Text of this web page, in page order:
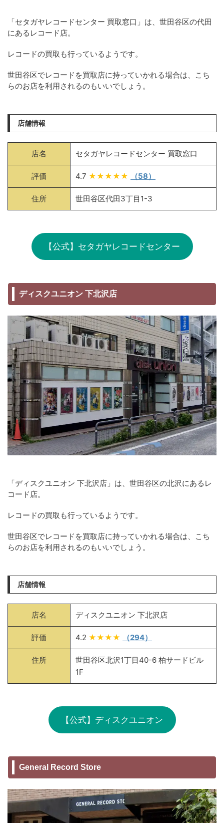
「セタガヤレコードセンター 買取窓口」は、世田谷区の代田
にあるレコード店。
レコードの買取も行っているようです。
世田谷区でレコードを買取店に持っていかれる場合は、こち
らのお店を利用されるのもいいでしょう。
店舗情報
店名 セタガヤレコードセンター 買取窓口
評価 4.7 ★★★★★ （58）
住所 世田谷区代田3丁目1-3
【公式】セタガヤレコードセンター
ディスクユニオン 下北沢店
「ディスクユニオン 下北沢店」は、世田谷区の北沢にあるレ
コード店。
レコードの買取も行っているようです。
世田谷区でレコードを買取店に持っていかれる場合は、こち
らのお店を利用されるのもいいでしょう。
店舗情報
店名 ディスクユニオン 下北沢店
評価 4.2 ★★★★ （294）
住所
世田谷区北沢1丁目40-6 柏サードビル
1F
【公式】ディスクユニオン
General Record Store